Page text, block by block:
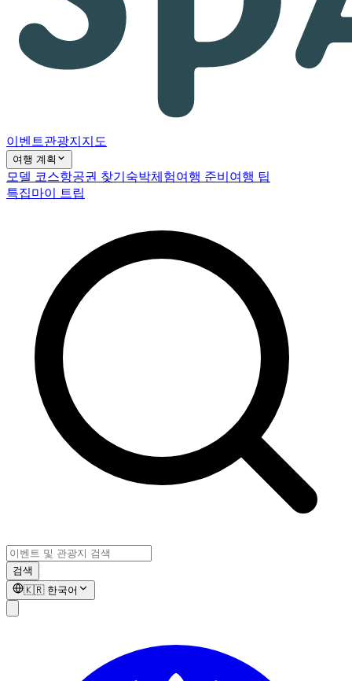
이벤트관광지 지도
여행 계획
모델 코스항공권 찾기 숙박체험여행 준비 여행 팁
특집마이 트립
검색
🇰🇷 한국어